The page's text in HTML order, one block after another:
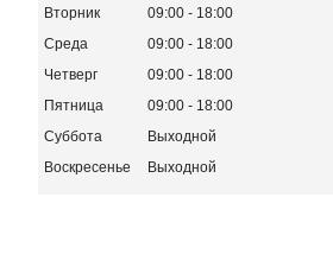
Вторник 09:00
18:00
Среда
09:00
18:00
Четверг
09:00
18:00
Пятница
09:00
18:00
Суббота
Выходной
Воскресенье
Выходной